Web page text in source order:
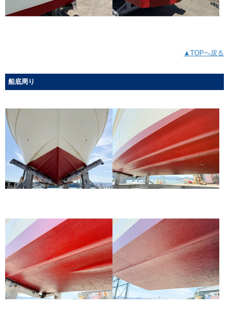
▲TOPへ戻る
船底周り